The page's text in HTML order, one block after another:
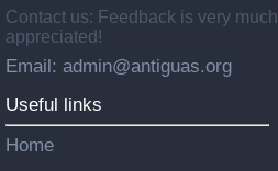
Contact us: Feedback is very much
appreciated!
Email: admin@antiguas.org
Useful links
Home